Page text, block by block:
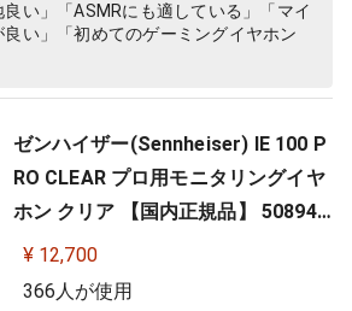
良い」「ASMRにも適している」「マイ
い」「初めてのゲーミングイヤホン
ゼンハイザー(Sennheiser) IE 100 P
RO CLEAR プロ用モニタリングイヤ
ホン クリア 【国内正規品】 508941
カナル型 有線イヤホン
¥ 12,700
366人が使用